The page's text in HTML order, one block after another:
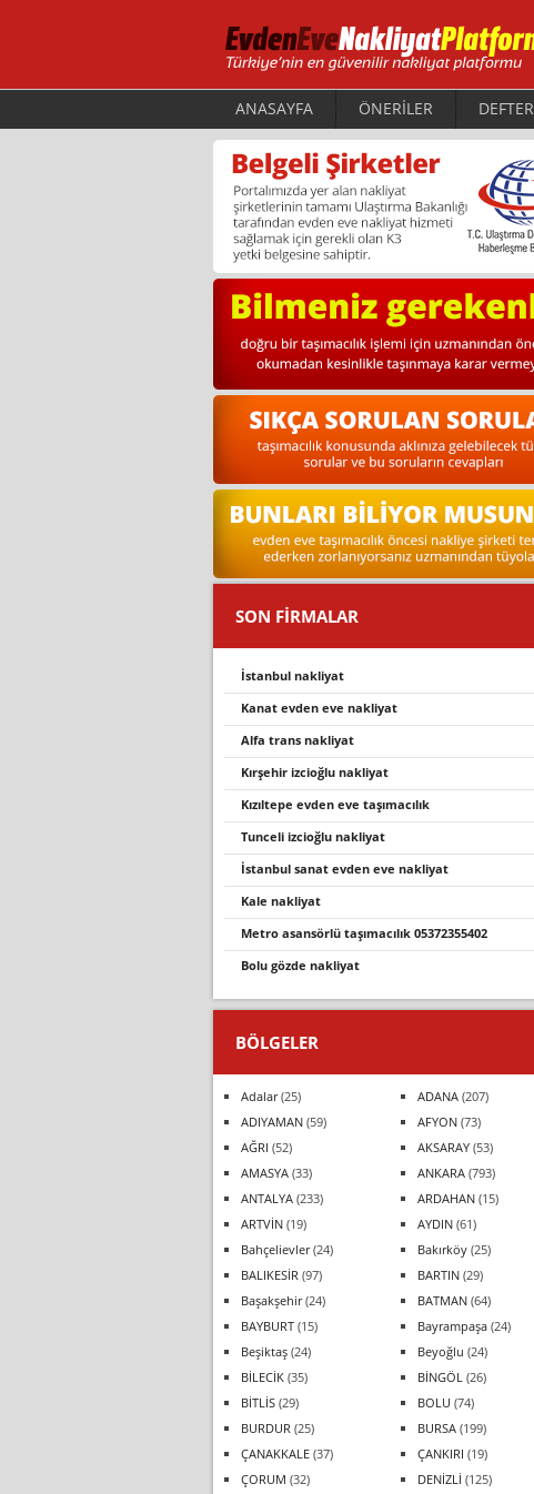
ANASAYFA ÖNERİLER DEFTER
SON FİRMALAR
i̇stanbul nakliyat
kanat evden eve nakliyat
alfa trans nakli̇yat
kırşehir izcioğlu nakliyat
kızıltepe evden eve taşımacılık
tunceli izcioğlu nakliyat
i̇stanbul sanat evden eve nakli̇yat
kale nakli̇yat
metro asansörlü taşımacılık 05372355402
bolu gözde nakliyat
BÖLGELER
Adalar(25) ADANA (207)
ADIYAMAN (59) AFYON (73)
AĞRI (52) AKSARAY (53)
AMASYA (33) ANKARA (793)
ANTALYA (233) ARDAHAN (15)
ARTVİN (19) AYDIN (61)
Bahçelievler(24) Bakırköy (25)
BALIKESİR (97) BARTIN (29)
Başakşehir(24) BATMAN (64)
BAYBURT (15) Bayrampaşa (24)
Beşiktaş (24) Beyoğlu (24)
BİLECİK (35) BİNGÖL (26)
BİTLİS (29) BOLU (74)
BURDUR (25) BURSA (199)
ÇANAKKALE (37) ÇANKIRI (19)
ÇORUM (32) DENİZLİ (125)